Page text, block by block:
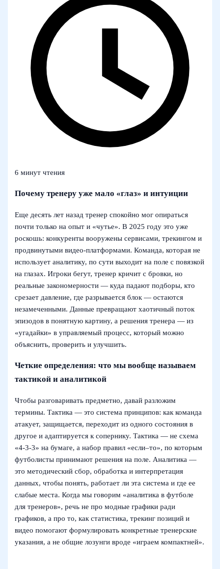
6 минут чтения
Почему тренеру уже мало «глаз» и интуиции
Еще десять лет назад тренер спокойно мог опираться
почти только на опыт и «чутье». В 2025 году это уже
роскошь: конкуренты вооружены сервисами, трекингом и
продвинутыми видео‑платформами. Команда, которая не
использует аналитику, по сути выходит на поле с повязкой
на глазах. Игроки бегут, тренер кричит с бровки, но
реальные закономерности — куда падают подборы, кто
срезает давление, где разрывается блок — остаются
незамеченными. Данные превращают хаотичный поток
эпизодов в понятную картину, а решения тренера — из
«угадайки» в управляемый процесс, который можно
объяснить, проверить и улучшить.
Четкие определения: что мы вообще называем
тактикой и аналитикой
Чтобы разговаривать предметно, давай разложим
термины. Тактика — это система принципов: как команда
атакует, защищается, переходит из одного состояния в
другое и адаптируется к сопернику. Тактика — не схема
«4‑3‑3» на бумаге, а набор правил «если–то», по которым
футболисты принимают решения на поле. Аналитика —
это методический сбор, обработка и интерпретация
данных, чтобы понять, работает ли эта система и где ее
слабые места. Когда мы говорим «аналитика в футболе
для тренеров», речь не про модные графики ради
графиков, а про то, как статистика, трекинг позиций и
видео помогают формулировать конкретные тренерские
указания, а не общие лозунги вроде «играем компактней».